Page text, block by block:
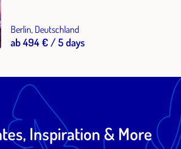
Berlin, Deutschland
ab 494 € / 5 days
Inspiration & More